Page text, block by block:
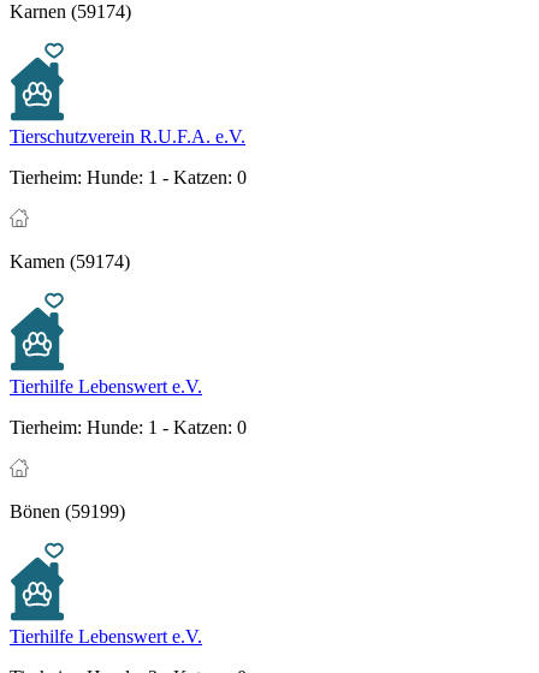
Karnen (59174)
Tierschutzverein R.U.F.A. e.V.
Tierheim: Hunde: 1 - Katzen: 0
Kamen (59174)
Tierhilfe Lebenswert e.V.
Tierheim: Hunde: 1 - Katzen: 0
Bönen (59199)
Tierhilfe Lebenswert e.V.